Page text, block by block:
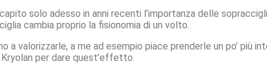
solo adesso in anni recenti l’importanza delle
cambia proprio la fisionomia di un volto.
valorizzarle, a me ad esempio piace prenderle un po’ più
Kryolan per dare quest’effetto.